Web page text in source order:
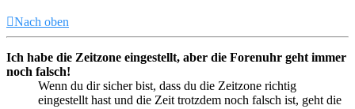
Nach oben
Ich habe die Zeitzone eingestellt, aber die Forenuhr geht immer
noch falsch!
Wenn du dir sicher bist, dass du die Zeitzone richtig
eingestellt hast und die Zeit trotzdem noch falsch ist, geht die